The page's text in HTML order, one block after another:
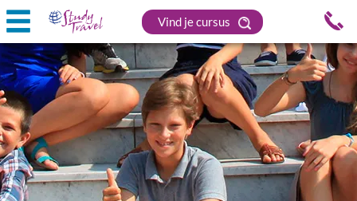
Vind je cursus